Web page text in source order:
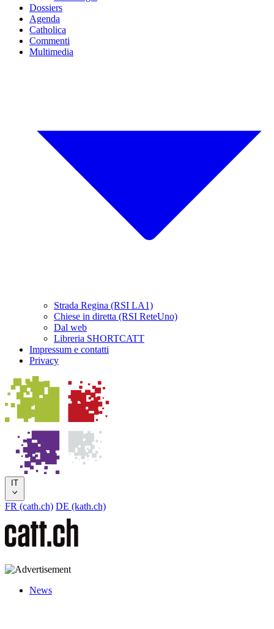
Dossiers
Agenda
Catholica
Commenti
Multimedia
Strada Regina (RSI LA1)
Chiese in diretta (RSI ReteUno)
Dal web
Libreria SHORTCATT
Impressum e contatti
Privacy
IT
FR (cath.ch) DE (kath.ch)
News